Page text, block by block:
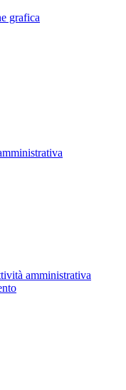
grafica
amministrativa